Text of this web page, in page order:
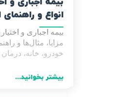
انواع و
بیمه اجباری و
مزایا، مثال‌ها و
خودرو، خانه، درمان
بیشتر بخوانید...